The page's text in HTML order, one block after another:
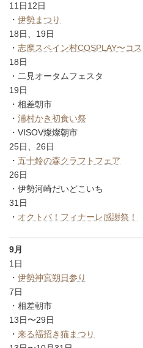
11日12日
・ 伊勢まつり
18日、19日
・ 志摩スペイン村COSPLAY〜コ
18日
・二見オータムフェスタ
19日
・相差朝市
・ 浦村かき初食い祭
・VISOV燦燦朝市
25日、26日
・ 五十鈴の森クラフトフェア
26日
・伊勢河崎だいどこいち
31日
・ オクトバ！フィナーレ感謝祭！
9月
1日
・ 伊勢神宮朔日参り
7日
・相差朝市
13日〜29日
・ 来る福招き猫まつり